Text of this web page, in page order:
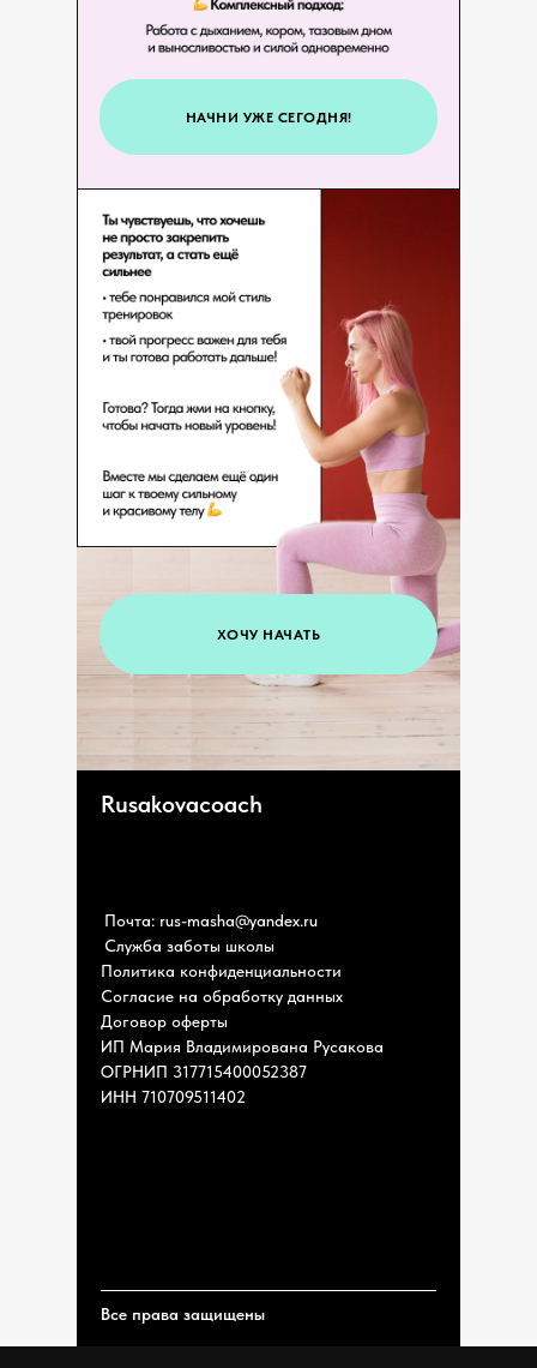
НАЧНИ УЖЕ СЕГОДНЯ!
ХОЧУ НАЧАТЬ
Почта: rus-masha@yandex.ru
Служба заботы школы
Политика конфиденциальности
Согласие на обработку данных
Договор оферты
ИП Мария Владимирована Русакова
ОГРНИП 317715400052387
ИНН 710709511402
Все права защищены
Rusakovacoach